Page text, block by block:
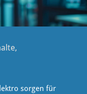
sorgen für